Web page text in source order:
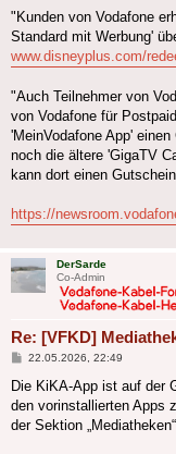
"Kunden von Vodafone
Standard mit Werbung'
www.disneyplus.com/
"Auch Teilnehmer von
von Vodafone für
'MeinVodafone App'
noch die ältere 'GigaTV
kann dort einen
https://
DerSarde
Co-Admin
Re: [VFKD]
Beitrag
22.05.2026, 22:49
Die KiKA-App ist auf der
den vorinstallierten Apps
der Sektion